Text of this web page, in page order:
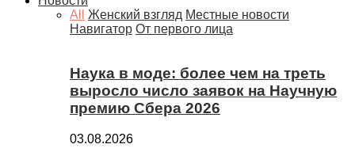
All
Женский взгляд Местные новости
Навигатор От первого лица
Наука в моде: более чем на треть
выросло число заявок на Научную
премию Сбера 2026
03.08.2026